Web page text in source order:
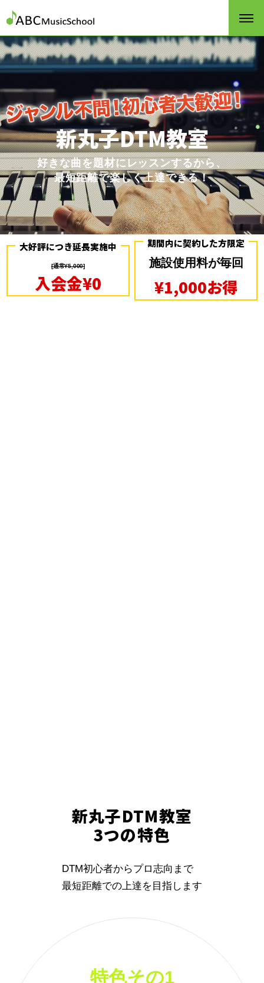
新丸子DTM教室
好きな曲を題材にレッスンするから、
最短距離で楽しく上達できる！
大好評につき延長実施中
[通常¥5,000]
入会金¥0
期間内に契約した方限定
施設使用料が毎回
¥1,000お得
新丸子DTM教室
3つの特色
DTM初心者からプロ志向まで
最短距離での上達を目指します
特色その1